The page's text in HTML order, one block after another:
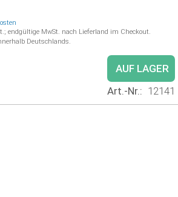
endgültige MwSt. nach Lieferland im Checkout.
Deutschlands.
AUF LAGER
Art.-Nr.
12141